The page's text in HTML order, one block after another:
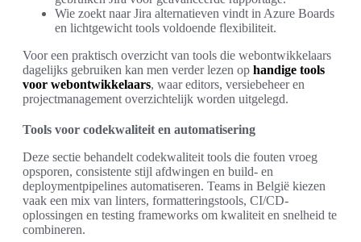
Wie zoekt naar Jira alternatieven vindt in Azure Boards
en lichtgewicht tools voldoende flexibiliteit.
Voor een praktisch overzicht van tools die webontwikkelaars
dagelijks gebruiken kan men verder lezen op handige tools
voor webontwikkelaars, waar editors, versiebeheer en
projectmanagement overzichtelijk worden uitgelegd.
Tools voor codekwaliteit en automatisering
Deze sectie behandelt codekwaliteit tools die fouten vroeg
opsporen, consistente stijl afdwingen en build- en
deploymentpipelines automatiseren. Teams in België kiezen
vaak een mix van linters, formatteringstools, CI/CD-
oplossingen en testing frameworks om kwaliteit en snelheid te
combineren.